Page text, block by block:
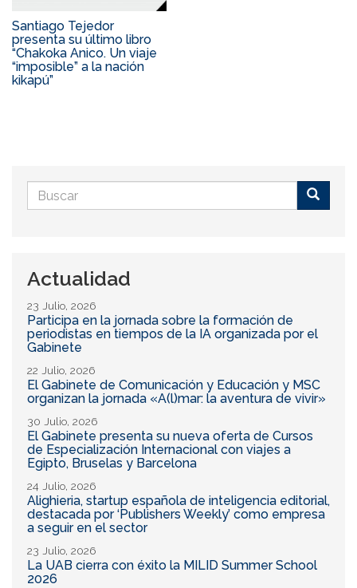
Santiago Tejedor
presenta su último libro
“Chakoka Anico. Un viaje
“imposible” a la nación
kikapú”
Formulario
de
Actualidad
23 Julio, 2026
Participa en la jornada sobre la formación de
periodistas en tiempos de la IA organizada por el
Gabinete
22 Julio, 2026
El Gabinete de Comunicación y Educación y MSC
organizan la jornada «A(l)mar: la aventura de vivir»
30 Julio, 2026
El Gabinete presenta su nueva oferta de Cursos
de Especialización Internacional con viajes a
Egipto, Bruselas y Barcelona
24 Julio, 2026
Alighieria, startup española de inteligencia editorial,
destacada por ‘Publishers Weekly’ como empresa
a seguir en el sector
23 Julio, 2026
La UAB cierra con éxito la MILID Summer School
2026